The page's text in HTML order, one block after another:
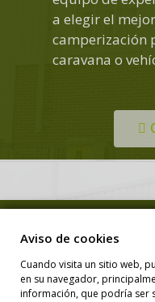
a elegir el
camperización
caravana o
Aviso de cookies
Cuando visita un sitio web,
en su navegador,
información, que podría ser